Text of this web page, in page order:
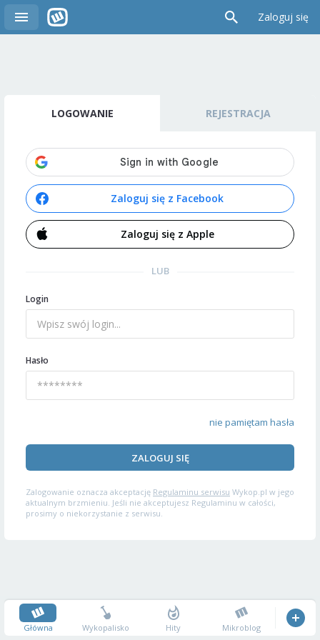
Zaloguj się
LOGOWANIE REJESTRACJA
Zaloguj się z Facebook
Zaloguj się z Apple
LUB
Login
Hasło
nie pamiętam hasła
ZALOGUJ SIĘ
Zalogowanie oznacza akceptację Regulaminu serwisu Wykop.pl w jego
aktualnym brzmieniu. Jeśli nie akceptujesz Regulaminu w całości,
prosimy o niekorzystanie z serwisu.
Główna Wykopalisko Hity Mikroblog